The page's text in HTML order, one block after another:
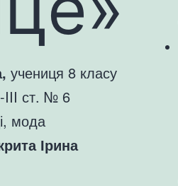
учениця 8 класу
I-III ст. № 6
мода
Ірина